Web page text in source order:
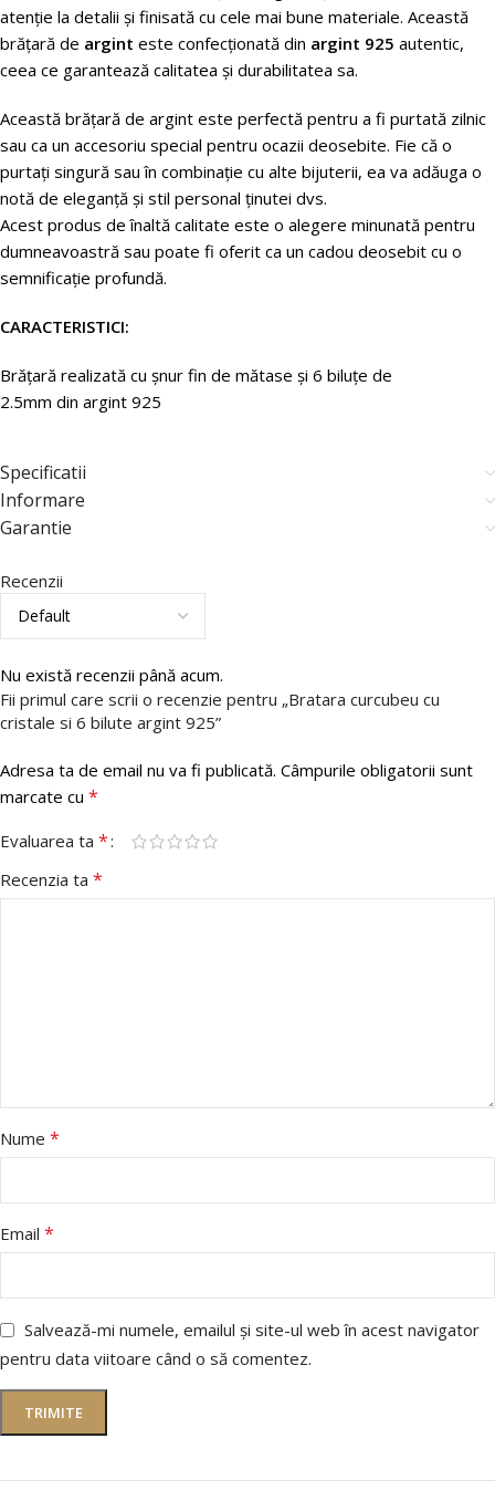
atenție la detalii și finisată cu cele mai bune materiale. Această
brățară de argint este confecționată din argint 925 autentic,
ceea ce garantează calitatea și durabilitatea sa.
Această brățară de argint este perfectă pentru a fi purtată zilnic
sau ca un accesoriu special pentru ocazii deosebite. Fie că o
purtați singură sau în combinație cu alte bijuterii, ea va adăuga o
notă de eleganță și stil personal ținutei dvs.
Acest produs de înaltă calitate este o alegere minunată pentru
dumneavoastră sau poate fi oferit ca un cadou deosebit cu o
semnificație profundă.
CARACTERISTICI:
Brățară realizată cu șnur fin de mătase și 6 biluțe de
2.5mm din argint 925
Specificatii
Informare
Garantie
Recenzii
Nu există recenzii până acum.
Fii primul care scrii o recenzie pentru „Bratara curcubeu cu
cristale si 6 bilute argint 925”
Adresa ta de email nu va fi publicată. Câmpurile obligatorii sunt
marcate cu *
Evaluarea ta *
Recenzia ta *
Nume *
Email *
Salvează-mi numele, emailul și site-ul web în acest navigator
pentru data viitoare când o să comentez.